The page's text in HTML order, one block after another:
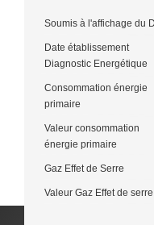
Soumis à l'affichage du
Date établissement
Diagnostic Energétique
Consommation énergie
primaire
Valeur consommation
énergie primaire
Gaz Effet de Serre
Valeur Gaz Effet de serre